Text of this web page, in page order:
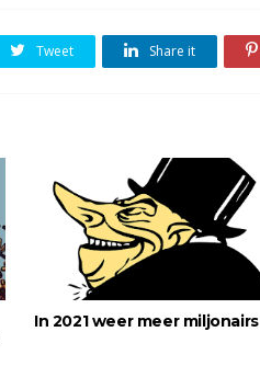
Tweet Share it
In 2021 weer meer miljonairs